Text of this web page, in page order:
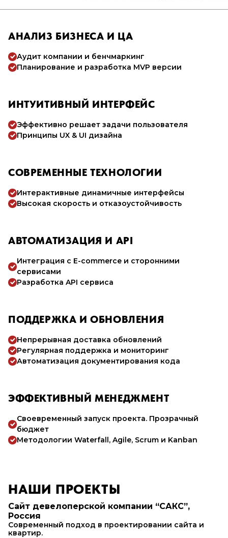
АНАЛИЗ БИЗНЕСА И ЦА
Аудит компании и бенчмаркинг
Планирование и разработка MVP версии
ИНТУИТИВНЫЙ ИНТЕРФЕЙС
Эффективно решает задачи пользователя
Принципы UX & UI дизайна
СОВРЕМЕННЫЕ ТЕХНОЛОГИИ
Интерактивные динамичные интерфейсы
Высокая скорость и отказоустойчивость
АВТОМАТИЗАЦИЯ И API
Интеграция с E-commerce и сторонними
сервисами
Разработка API сервиса
ПОДДЕРЖКА И ОБНОВЛЕНИЯ
Непрерывная доставка обновлений
Регулярная поддержка и мониторинг
Автоматизация документирования кода
ЭФФЕКТИВНЫЙ МЕНЕДЖМЕНТ
Своевременный запуск проекта. Прозрачный
бюджет
Методологии Waterfall, Agile, Scrum и Kanban
НАШИ ПРОЕКТЫ
Сайт девелоперской компании “САКС”,
Россия
Современный подход в проектировании сайта и
квартир.